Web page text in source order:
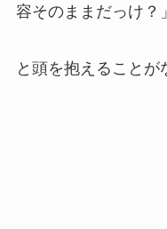
容そのままだっけ？」
と頭を抱えることが